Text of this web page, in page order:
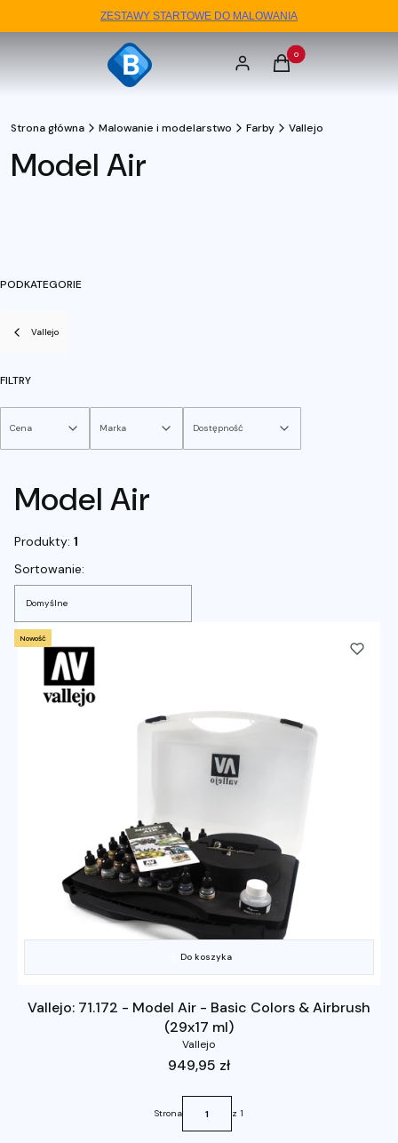
ZESTAWY STARTOWE DO MALOWANIA
Zaloguj sięProdukty w koszyku: 0.
Koszyk
Strona główna Malowanie i modelarstwo Farby Vallejo
Model Air
PODKATEGORIE
Vallejo
FILTRY
Cena Marka Dostępność
Model Air
Produkty: 1
Lista produktów
Sortowanie:
Domyślne
Nowość
Do koszyka
Vallejo: 71.172 - Model Air - Basic Colors & Airbrush
(29x17 ml)
Vallejo
Cena
949,95 zł
Strona z 1